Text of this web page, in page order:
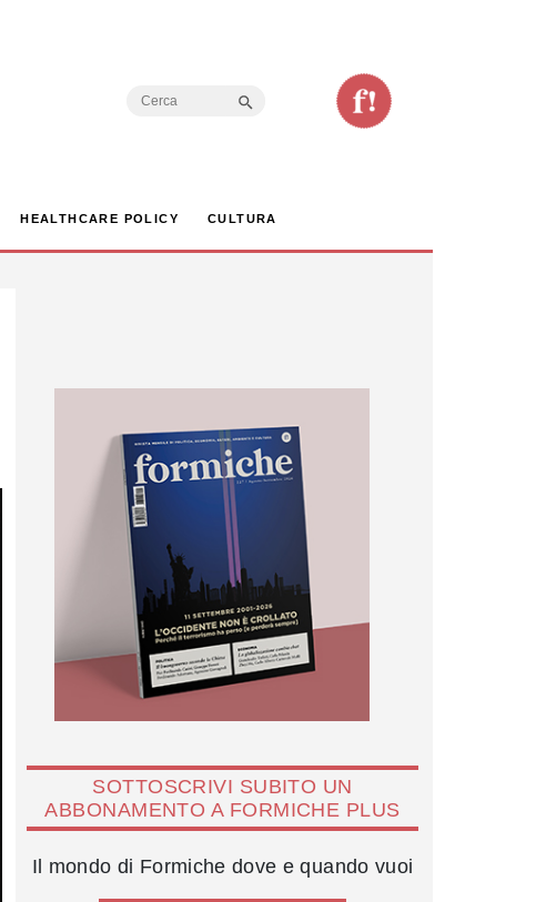
Search
HEALTHCARE POLICY CULTURA
SOTTOSCRIVI SUBITO UN
ABBONAMENTO A FORMICHE PLUS
Il mondo di Formiche dove e quando vuoi